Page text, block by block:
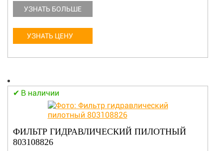
УЗНАТЬ БОЛЬШЕ
УЗНАТЬ ЦЕНУ
В наличии
ФИЛЬТР ГИДРАВЛИЧЕСКИЙ ПИЛОТНЫЙ
803108826